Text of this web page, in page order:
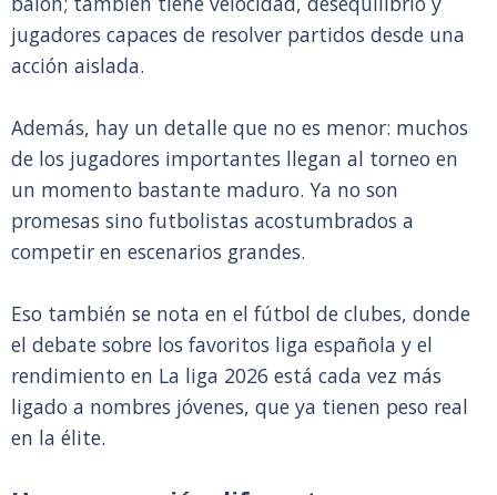
jugadores capaces de resolver partidos desde una
acción aislada.
Además, hay un detalle que no es menor: muchos
de los jugadores importantes llegan al torneo en
un momento bastante maduro. Ya no son
promesas sino futbolistas acostumbrados a
competir en escenarios grandes.
Eso también se nota en el fútbol de clubes, donde
el debate sobre los favoritos liga española y el
rendimiento en La liga 2026 está cada vez más
ligado a nombres jóvenes, que ya tienen peso real
en la élite.